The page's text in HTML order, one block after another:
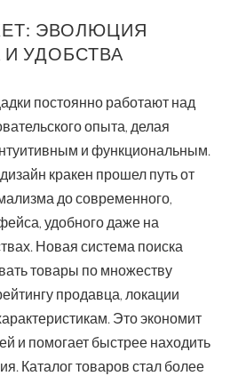
ЭВОЛЮЦИЯ
УДОБСТВА
постоянно работают над
опыта, делая
и функциональным.
кракен прошел путь от
до современного,
удобного даже на
Новая система поиска
товары по множеству
продавца, локации
Это экономит
и помогает быстрее находить
Каталог товаров стал более